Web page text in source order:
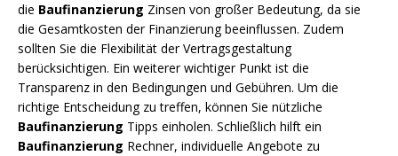
die Baufinanzierung Zinsen von großer Bedeutung, da sie
die Gesamtkosten der Finanzierung beeinflussen. Zudem
sollten Sie die Flexibilität der Vertragsgestaltung
berücksichtigen. Ein weiterer wichtiger Punkt ist die
Transparenz in den Bedingungen und Gebühren. Um die
richtige Entscheidung zu treffen, können Sie nützliche
Baufinanzierung Tipps einholen. Schließlich hilft ein
Baufinanzierung Rechner, individuelle Angebote zu